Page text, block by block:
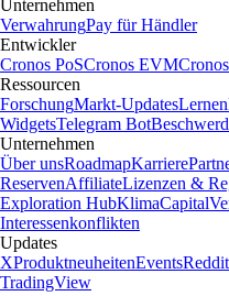
Unternehmen
VerwahrungPay für Händler
Entwickler
Cronos PoSCronos EVM
Ressourcen
ForschungMarkt-UpdatesLernen
WidgetsTelegram Bot
Unternehmen
Über unsRoadmapKarriere
ReservenAffiliateLizenzen &
Exploration HubKlimaCapital
Interessenkonflikten
Updates
XProduktneuheitenEventsReddit
TradingView